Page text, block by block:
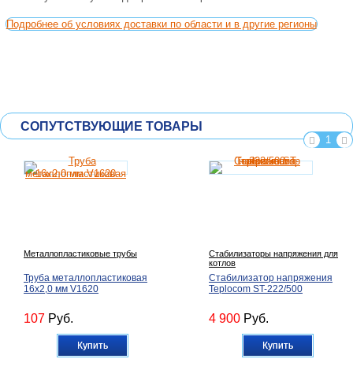
Подробнее об условиях доставки по области и в другие регионы
СОПУТСТВУЮЩИЕ ТОВАРЫ
1
Металлопластиковые трубы
Труба металлопластиковая
16х2,0 мм V1620
107 Руб.
Купить
Стабилизаторы напряжения для
котлов
Стабилизатор напряжения
Teplocom ST-222/500
4 900 Руб.
Купить